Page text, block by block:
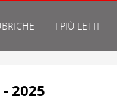
I PIÙ LETTI
2025